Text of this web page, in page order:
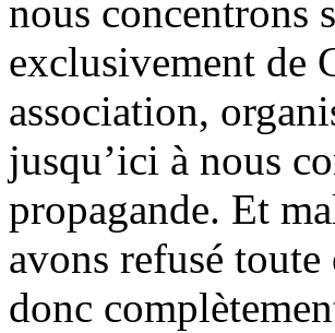
nous concentrons
exclusivement de
association,
jusqu’ici à nous
propagande. Et
avons refusé
donc